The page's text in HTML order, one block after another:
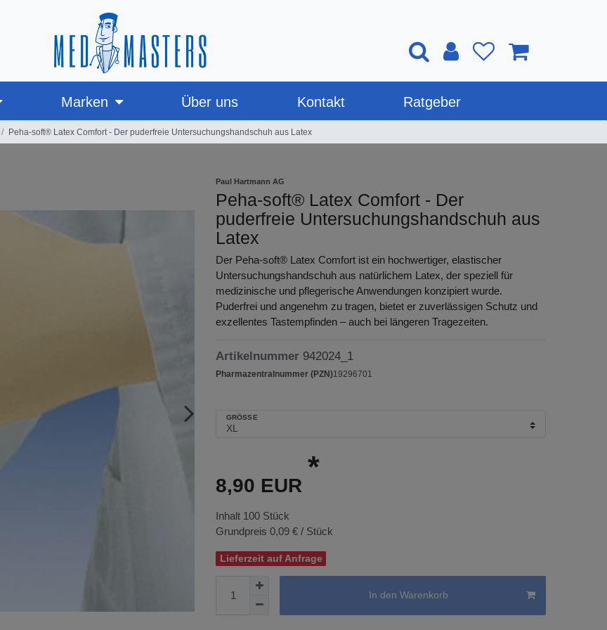
Marken Über uns Kontakt Ratgeber
Peha-soft® Latex Comfort - Der puderfreie Untersuchungshandschuh aus Latex
Paul Hartmann AG
Peha-soft® Latex Comfort - Der
puderfreie Untersuchungshandschuh aus
Latex
Der Peha-soft® Latex Comfort ist ein hochwertiger, elastischer
Untersuchungshandschuh aus natürlichem Latex, der speziell für
medizinische und pflegerische Anwendungen konzipiert wurde.
Puderfrei und angenehm zu tragen, bietet er zuverlässigen Schutz und
exzellentes Tastempfinden – auch bei längeren Tragezeiten.
Artikelnummer 942024_1
Pharmazentralnummer (PZN)19296701
GRÖSSE
8,90 EUR
*
Inhalt 100 Stück
Grundpreis 0,09 € / Stück
Lieferzeit auf Anfrage
In den Warenkorb